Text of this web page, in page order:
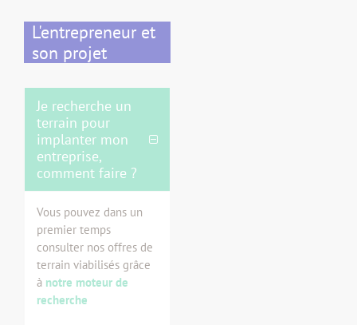
L'entrepreneur et
son projet
Je recherche un
terrain pour
implanter mon
entreprise,
comment faire ?
Vous pouvez dans un
premier temps
consulter nos offres de
terrain viabilisés grâce
à notre moteur de
recherche